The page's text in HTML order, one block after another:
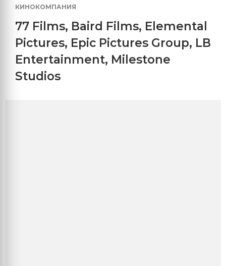
КИНОКОМПАНИЯ
77 Films, Baird Films, Elemental
Pictures, Epic Pictures Group, LB
Entertainment, Milestone
Studios